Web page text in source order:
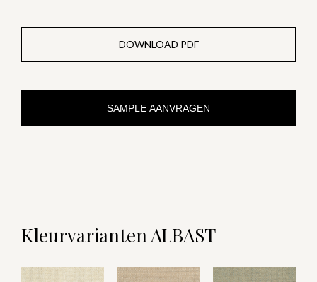
DOWNLOAD PDF
SAMPLE AANVRAGEN
Kleurvarianten ALBAST